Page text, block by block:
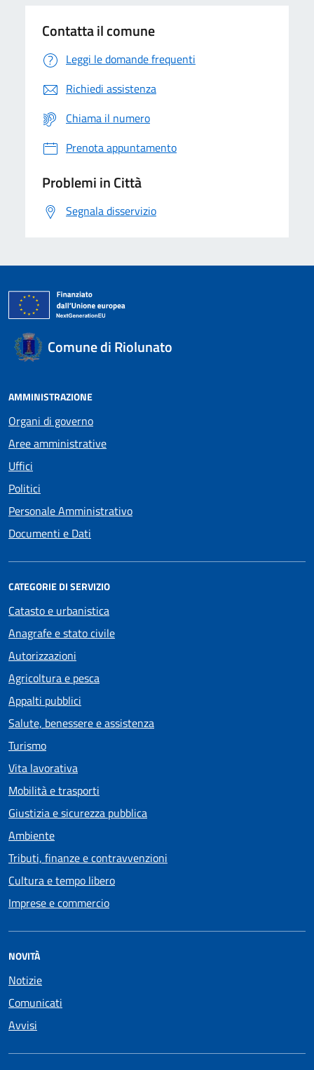
Contatta il comune
Leggi le domande frequenti
Richiedi assistenza
Chiama il numero
Prenota appuntamento
Problemi in Città
Segnala disservizio
Comune di Riolunato
AMMINISTRAZIONE
Organi di governo
Aree amministrative
Uffici
Politici
Personale Amministrativo
Documenti e Dati
CATEGORIE DI SERVIZIO
Catasto e urbanistica
Anagrafe e stato civile
Autorizzazioni
Agricoltura e pesca
Appalti pubblici
Salute, benessere e assistenza
Turismo
Vita lavorativa
Mobilità e trasporti
Giustizia e sicurezza pubblica
Ambiente
Tributi, finanze e contravvenzioni
Cultura e tempo libero
Imprese e commercio
NOVITÀ
Notizie
Comunicati
Avvisi